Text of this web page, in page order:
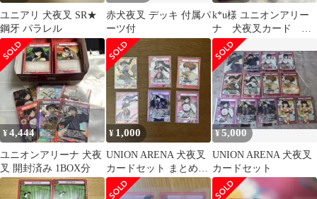
ユニアリ 犬夜叉 SR★
鋼牙 パラレル
赤犬夜叉 デッキ 付属パ
ーツ付
k*u様 ユニオンアリー
ナ 犬夜叉カード 殺
生丸Rパラレル 他SR4
枚セット
¥4,444
ユニオンアリーナ 犬夜
叉 開封済み 1BOX分
¥ 1,000
UNION ARENA 犬夜叉
カードセット まとめ売
り
¥5,000
UNION ARENA 犬夜叉
カードセット